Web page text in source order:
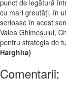
punct de legătură
cu mari greutăţi, în
serioase în acest
Valea Ghimeşului,
pentru strategia de
Harghita)
Comentarii: